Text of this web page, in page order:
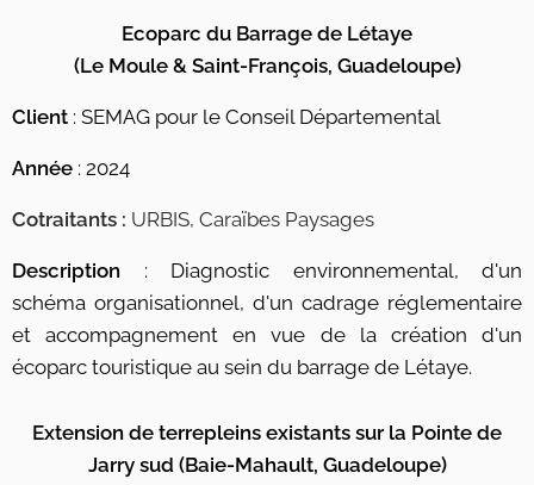
Ecoparc du Barrage de Létaye
(Le Moule & Saint-François, Guadeloupe)
Client : SEMAG pour le Conseil Départemental
Année : 2024
Cotraitants : URBIS, Caraïbes Paysages
Description : Diagnostic environnemental, d'un
schéma organisationnel, d'un cadrage réglementaire
et accompagnement en vue de la création d'un
écoparc touristique au sein du barrage de Létaye.
Extension de terrepleins existants sur la Pointe de
Jarry sud (Baie-Mahault, Guadeloupe)